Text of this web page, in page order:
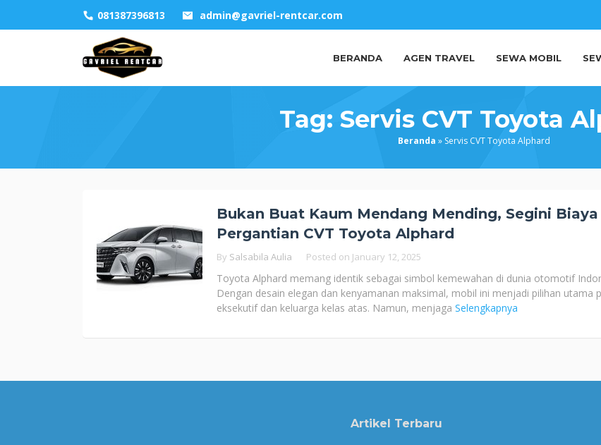
081387396813 admin@gavriel-rentcar.com
BERANDA AGEN TRAVEL SEWA MOBIL
Tag: Servis CVT Toyota
Beranda » Servis CVT Toyota Alphard
Bukan Buat Kaum Mendang Mending, Segini Biaya
Pergantian CVT Toyota Alphard
By Salsabila Aulia Posted on January 12, 2025
Toyota Alphard memang identik sebagai simbol kemewahan di dunia otomotif
Dengan desain elegan dan kenyamanan maksimal, mobil ini menjadi pilihan utama
eksekutif dan keluarga kelas atas. Namun, menjaga Selengkapnya
Artikel Terbaru